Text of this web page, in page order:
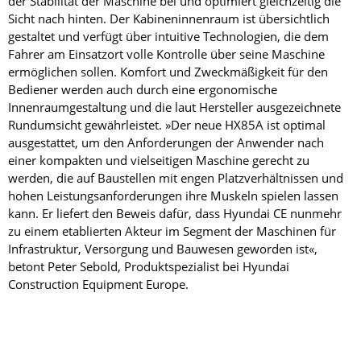
Sicht nach hinten. Der Kabineninnenraum ist übersichtlich
gestaltet und verfügt über intuitive Technologien, die dem
Fahrer am Einsatzort volle Kontrolle über seine Maschine
ermöglichen sollen. Komfort und Zweckmäßigkeit für den
Bediener werden auch durch eine ergonomische
Innenraumgestaltung und die laut Hersteller ausgezeichnete
Rundumsicht gewährleistet. »Der neue HX85A ist optimal
ausgestattet, um den Anforderungen der Anwender nach
einer kompakten und vielseitigen Maschine gerecht zu
werden, die auf Baustellen mit engen Platzverhältnissen und
hohen Leistungsanforderungen ihre Muskeln spielen lassen
kann. Er liefert den Beweis dafür, dass Hyundai CE nunmehr
zu einem etablierten Akteur im Segment der Maschinen für
Infrastruktur, Versorgung und Bauwesen geworden ist«,
betont Peter Sebold, Produktspezialist bei Hyundai
Construction Equipment Europe.